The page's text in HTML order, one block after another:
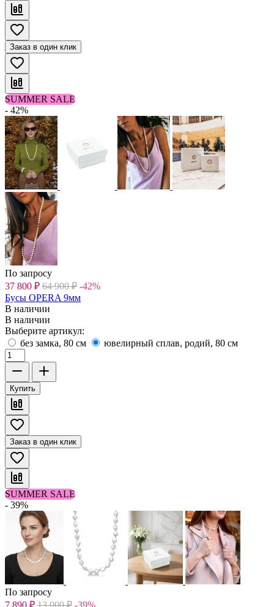
Заказ в один клик
SUMMER SALE
- 42%
По запросу
37 800 ₽ 64 900 ₽ -42%
Бусы OPERA 9мм
В наличии
В наличии
Выберите артикул:
без замка, 80 см
ювелирный сплав, родий, 80 см
Купить
Заказ в один клик
SUMMER SALE
- 39%
По запросу
7 890 ₽ 13 000 ₽ -39%